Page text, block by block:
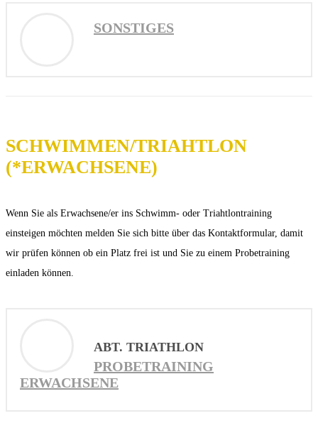
SONSTIGES
SCHWIMMEN/TRIAHTLON
(*ERWACHSENE)
Wenn Sie als Erwachsene/er ins Schwimm- oder Triahtlontraining
einsteigen möchten melden Sie sich bitte über das Kontaktformular, damit
wir prüfen können ob ein Platz frei ist und Sie zu einem Probetraining
einladen können.
ABT. TRIATHLON
PROBETRAINING
ERWACHSENE